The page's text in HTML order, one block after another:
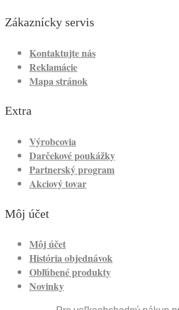
Zákaznícky servis
Kontaktujte nás
Reklamácie
Mapa stránok
Extra
Výrobcovia
Darčekové poukážky
Partnerský program
Akciový tovar
Môj účet
Môj účet
História objednávok
Obľúbené produkty
Novinky